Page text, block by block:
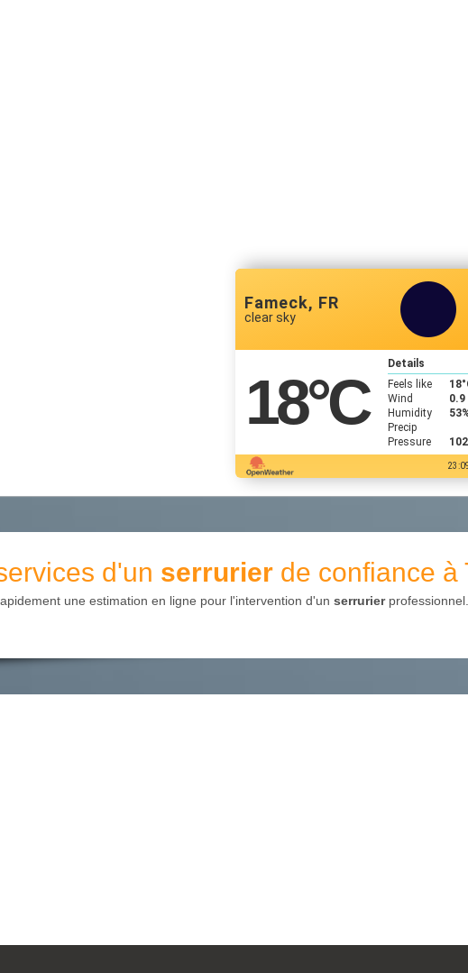
Fameck, FR
clear sky
18°C
Details
Feels like
18
Wind
0.9
Humidity
Precip
Pressure
d'un serrurier de confiance à
une estimation en ligne pour l'intervention d'un serrurierprofessionnel.